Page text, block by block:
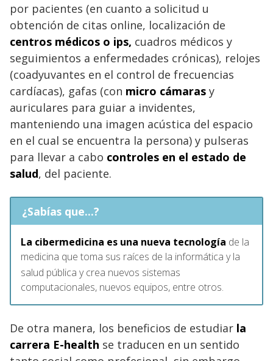
por pacientes (en cuanto a solicitud u
obtención de citas online, localización de
centros médicos o ips, cuadros médicos y
seguimientos a enfermedades crónicas), relojes
(coadyuvantes en el control de frecuencias
cardíacas), gafas (con micro cámaras y
auriculares para guiar a invidentes,
manteniendo una imagen acústica del espacio
en el cual se encuentra la persona) y pulseras
para llevar a cabo controles en el estado de
salud, del paciente.
¿Sabías que...?
La cibermedicina es una nueva tecnología de la
medicina que toma sus raíces de la informática y la
salud pública ​ y crea nuevos sistemas
computacionales, nuevos equipos, entre otros.
De otra manera, los beneficios de estudiar la
carrera E-health se traducen en un sentido